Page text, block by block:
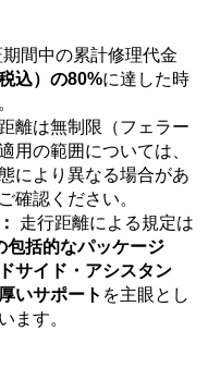
間中の累計修理代金
込）の80%に達した時
離は無制限（フェラー
用の範囲については、
により異なる場合があ
確認ください。
走行距離による規定は
包括的なパッケージ
サイド・アシスタン
いサポート を主眼とし
ます。